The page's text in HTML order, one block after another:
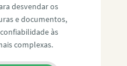
desvendar os
e documentos,
às
complexas.